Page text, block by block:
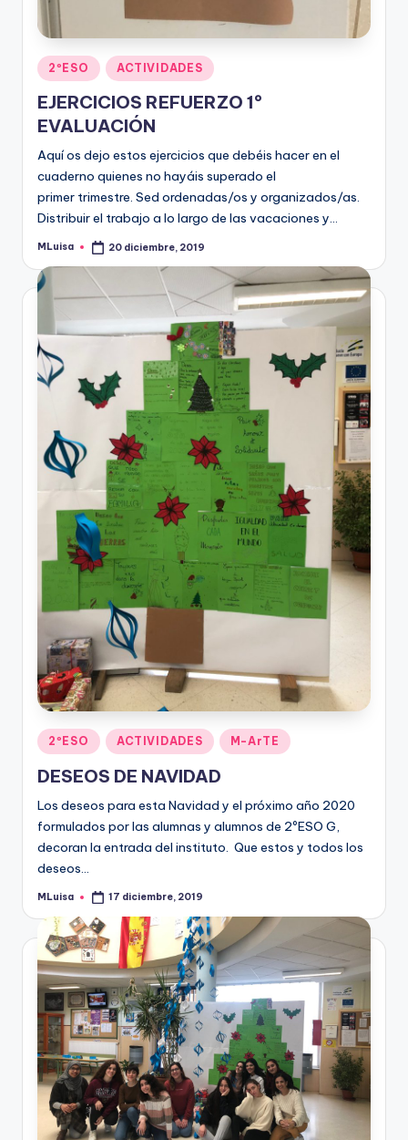
Publicado
en
2ºESO ACTIVIDADES
EJERCICIOS REFUERZO 1º
EVALUACIÓN
Aquí os dejo estos ejercicios que debéis hacer en el
cuaderno quienes no hayáis superado el
primer trimestre. Sed ordenadas/os y organizados/as.
Distribuir el trabajo a lo largo de las vacaciones y…
Publicado
MLuisa 20 diciembre, 2019
Publicado
en
2ºESO ACTIVIDADES M-ArTE
DESEOS DE NAVIDAD
Los deseos para esta Navidad y el próximo año 2020
formulados por las alumnas y alumnos de 2ºESO G,
decoran la entrada del instituto. Que estos y todos los
deseos…
Publicado
MLuisa 17 diciembre, 2019